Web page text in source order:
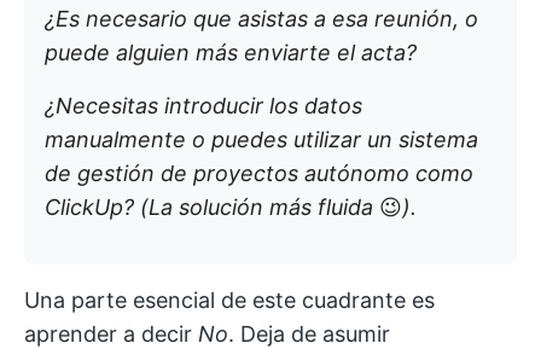
¿Es necesario que asistas a esa reunión, o
puede alguien más enviarte el acta?
¿Necesitas introducir los datos
manualmente o puedes utilizar un sistema
de gestión de proyectos autónomo como
ClickUp? (La solución más fluida 😉).
Una parte esencial de este cuadrante es
aprender a decir No. Deja de asumir